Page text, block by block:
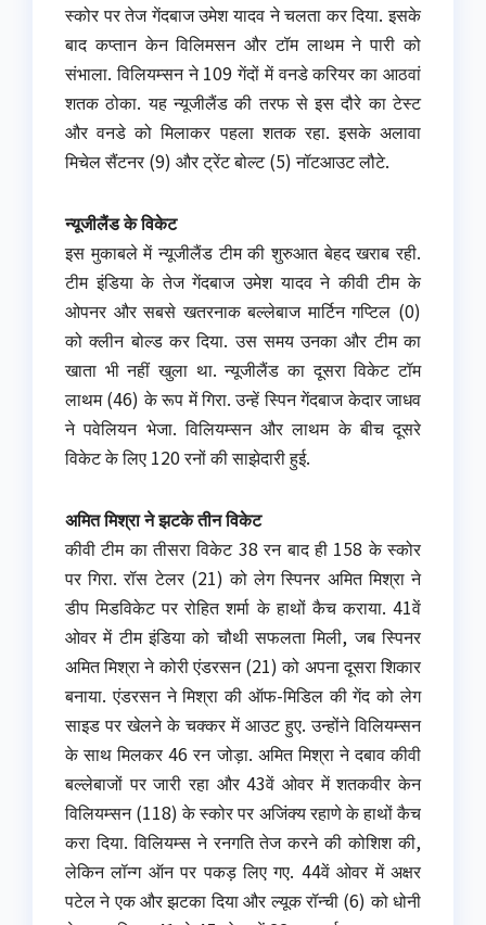
स्कोर पर तेज गेंदबाज उमेश यादव ने चलता कर दिया. इसके
बाद कप्तान केन विलिमसन और टॉम लाथम ने पारी को
संभाला. विलियम्सन ने 109 गेंदों में वनडे करियर का आठवां
शतक ठोका. यह न्यूजीलैंड की तरफ से इस दौरे का टेस्ट
और वनडे को मिलाकर पहला शतक रहा. इसके अलावा
मिचेल सैंटनर (9) और ट्रेंट बोल्ट (5) नॉटआउट लौटे.
न्यूजीलैंड के विकेट
इस मुकाबले में न्यूजीलैंड टीम की शुरुआत बेहद खराब रही.
टीम इंडिया के तेज गेंदबाज उमेश यादव ने कीवी टीम के
ओपनर और सबसे खतरनाक बल्लेबाज मार्टिन गप्टिल (0)
को क्लीन बोल्ड कर दिया. उस समय उनका और टीम का
खाता भी नहीं खुला था. न्यूजीलैंड का दूसरा विकेट टॉम
लाथम (46) के रूप में गिरा. उन्हें स्पिन गेंदबाज केदार जाधव
ने पवेलियन भेजा. विलियम्सन और लाथम के बीच दूसरे
विकेट के लिए 120 रनों की साझेदारी हुई.
अमित मिश्रा ने झटके तीन विकेट
कीवी टीम का तीसरा विकेट 38 रन बाद ही 158 के स्कोर
पर गिरा. रॉस टेलर (21) को लेग स्पिनर अमित मिश्रा ने
डीप मिडविकेट पर रोहित शर्मा के हाथों कैच कराया. 41वें
ओवर में टीम इंडिया को चौथी सफलता मिली, जब स्पिनर
अमित मिश्रा ने कोरी एंडरसन (21) को अपना दूसरा शिकार
बनाया. एंडरसन ने मिश्रा की ऑफ-मिडिल की गेंद को लेग
साइड पर खेलने के चक्कर में आउट हुए. उन्होंने विलियम्सन
के साथ मिलकर 46 रन जोड़ा. अमित मिश्रा ने दबाव कीवी
बल्लेबाजों पर जारी रहा और 43वें ओवर में शतकवीर केन
विलियम्सन (118) के स्कोर पर अजिंक्य रहाणे के हाथों कैच
करा दिया. विलियम्स ने रनगति तेज करने की कोशिश की,
लेकिन लॉन्ग ऑन पर पकड़ लिए गए. 44वें ओवर में अक्षर
पटेल ने एक और झटका दिया और ल्यूक रॉन्ची (6) को धोनी